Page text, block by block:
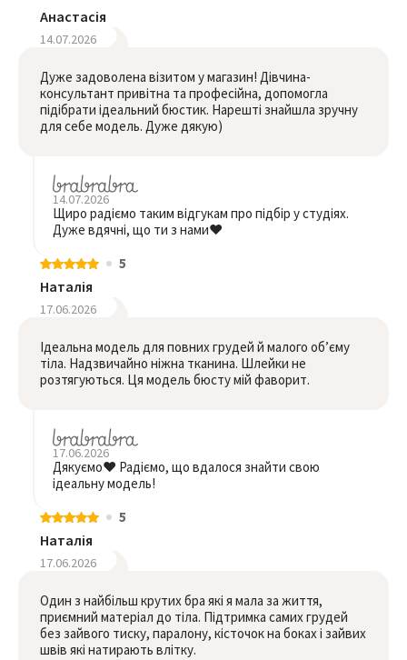
Анастасія
14.07.2026
Дуже задоволена візитом у магазин! Дівчина-
консультант привітна та професійна, допомогла
підібрати ідеальний бюстик. Нарешті знайшла зручну
для себе модель. Дуже дякую)
14.07.2026
Щиро радіємо таким відгукам про підбір у студіях.
Дуже вдячні, що ти з нами❤️
5
Наталія
17.06.2026
Ідеальна модель для повних грудей й малого обʼєму
тіла. Надзвичайно ніжна тканина. Шлейки не
розтягуються. Ця модель бюсту мій фаворит.
17.06.2026
Дякуємо❤️ Радіємо, що вдалося знайти свою
ідеальну модель!
5
Наталія
17.06.2026
Один з найбільш крутих бра які я мала за життя,
приємний матеріал до тіла. Підтримка самих грудей
без зайвого тиску, паралону, кісточок на боках і зайвих
швів які натирають влітку.